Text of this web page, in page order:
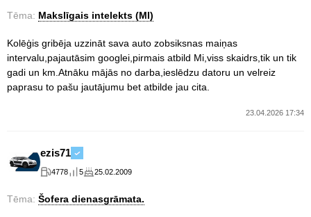
Tēma: Makslīgais intelekts (MI)
Kolēģis gribēja uzzināt sava auto zobsiksnas maiņas
intervalu,pajautāsim googlei,pirmais atbild Mi,viss skaidrs,tik un tik
gadi un km.Atnāku mājās no darba,ieslēdzu datoru un velreiz
paprasu to pašu jautājumu bet atbilde jau cita.
23.04.2026 17:34
ezis71
4778 5 25.02.2009
Tēma: Šofera dienasgrāmata.